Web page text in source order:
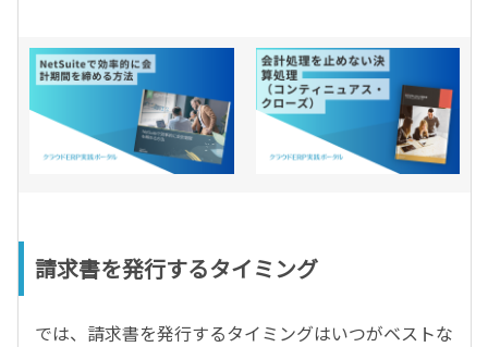
請求書を発行するタイミング
では、請求書を発行するタイミングはいつがベストな